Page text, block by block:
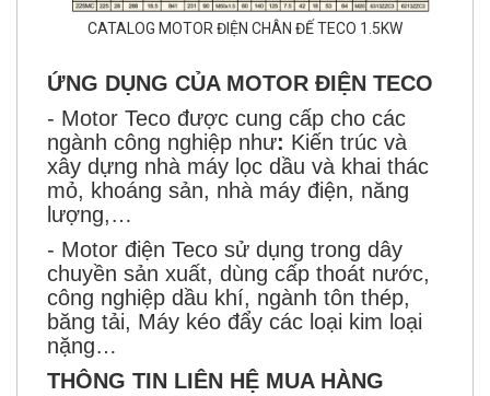
CATALOG MOTOR ĐIỆN CHÂN ĐẾ TECO 1.5KW
ỨNG DỤNG CỦA MOTOR ĐIỆN TECO
- Motor Teco được cung cấp cho các
ngành công nghiệp như: Kiến trúc và
xây dựng nhà máy lọc dầu và khai thác
mỏ, khoáng sản, nhà máy điện, năng
lượng,…
- Motor điện Teco sử dụng trong dây
chuyền sản xuất, dùng cấp thoát nước,
công nghiệp dầu khí, ngành tôn thép,
băng tải, Máy kéo đẩy các loại kim loại
nặng…
THÔNG TIN LIÊN HỆ MUA HÀNG